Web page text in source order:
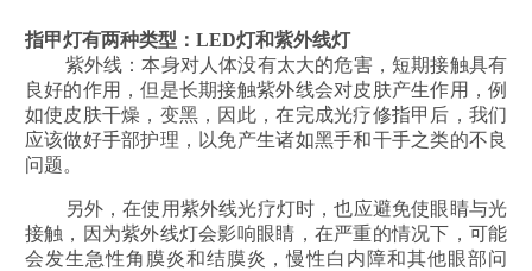
指甲灯有两种类型：LED灯和紫外线灯
紫外线：本身对人体没有太大的危害，短期接触具有
良好的作用，但是长期接触紫外线会对皮肤产生作用，例
如使皮肤干燥，变黑，因此，在完成光疗修指甲后，我们
应该做好手部护理，以免产生诸如黑手和干手之类的不良
问题。
另外，在使用紫外线光疗灯时，也应避免使眼睛与光
接触，因为紫外线灯会影响眼睛，在严重的情况下，可能
会发生急性角膜炎和结膜炎，慢性白内障和其他眼部问